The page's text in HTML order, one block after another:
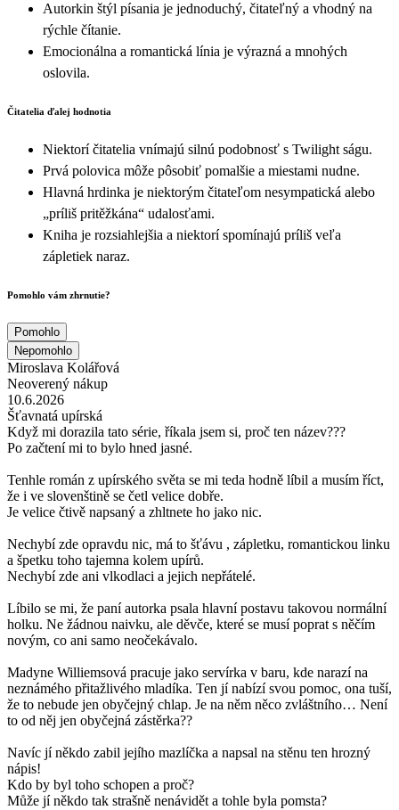
Autorkin štýl písania je jednoduchý, čitateľný a vhodný na
rýchle čítanie.
Emocionálna a romantická línia je výrazná a mnohých
oslovila.
Čitatelia ďalej hodnotia
Niektorí čitatelia vnímajú silnú podobnosť s Twilight ságu.
Prvá polovica môže pôsobiť pomalšie a miestami nudne.
Hlavná hrdinka je niektorým čitateľom nesympatická alebo
„príliš pritěžkána“ udalosťami.
Kniha je rozsiahlejšia a niektorí spomínajú príliš veľa
zápletiek naraz.
Pomohlo vám zhrnutie?
Pomohlo
Nepomohlo
Miroslava Kolářová
Neoverený nákup
10.6.2026
Šťavnatá upírská
Když mi dorazila tato série, říkala jsem si, proč ten název???
Po začtení mi to bylo hned jasné.
Tenhle román z upírského světa se mi teda hodně líbil a musím říct,
že i ve slovenštině se četl velice dobře.
Je velice čtivě napsaný a zhltnete ho jako nic.
Nechybí zde opravdu nic, má to šťávu , zápletku, romantickou linku
a špetku toho tajemna kolem upírů.
Nechybí zde ani vlkodlaci a jejich nepřátelé.
Líbilo se mi, že paní autorka psala hlavní postavu takovou normální
holku. Ne žádnou naivku, ale děvče, které se musí poprat s něčím
novým, co ani samo neočekávalo.
Madyne Williemsová pracuje jako servírka v baru, kde narazí na
neznámého přitažlivého mladíka. Ten jí nabízí svou pomoc, ona tuší,
že to nebude jen obyčejný chlap. Je na něm něco zvláštního… Není
to od něj jen obyčejná zástěrka??
Navíc jí někdo zabil jejího mazlíčka a napsal na stěnu ten hrozný
nápis!
Kdo by byl toho schopen a proč?
Může jí někdo tak strašně nenávidět a tohle byla pomsta?